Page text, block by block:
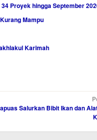
Proyek hingga September
Mampu
Karimah
Salurkan Bibit Ikan dan